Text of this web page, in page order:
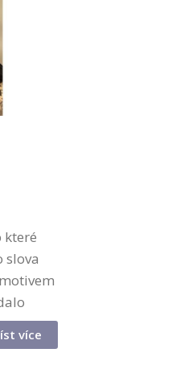
které
slova
který se,
více